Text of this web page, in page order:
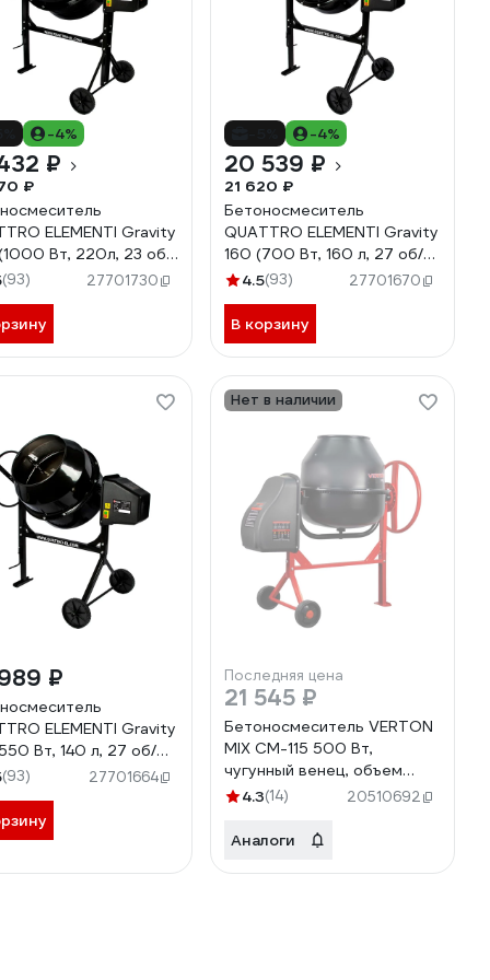
-4%
₽
₽
ELEMENTI Gravity
Вт, 220л, 23 об/
129 л,
(93) 27701730
-4%
20 539 ₽
21 620 ₽
Бетоносмеситель
QUATTRO ELEMENTI Gravity
160 (700 Вт, 160 л, 27 об/
мин., замес 70 л,
011
4.5(93) 27701670
В корзину
₽
ELEMENTI Gravity
Вт, 140 л, 27 об/
65 л,
(93) 27701664
Нет в наличии
Последняя цена
21 545 ₽
Бетоносмеситель VERTON
MIX СМ-115 500 Вт,
чугунный венец, объем
бака 115 л 01.5985.6433
4.3(14) 20510692
Аналоги